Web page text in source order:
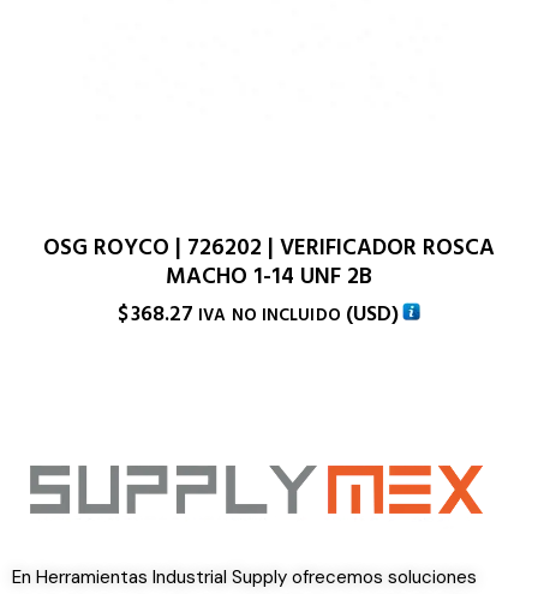
OSG ROYCO | 726202 | VERIFICADOR ROSCA
MACHO 1-14 UNF 2B
$368.27 IVA NO INCLUIDO (USD)
En Herramientas Industrial Supply ofrecemos soluciones